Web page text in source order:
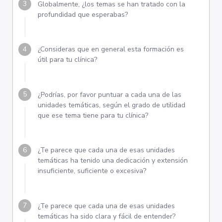
Globalmente, ¿los temas se han tratado con la
profundidad que esperabas?
¿Consideras que en general esta formación es
útil para tu clínica?
¿Podrías, por favor puntuar a cada una de las
unidades temáticas, según el grado de utilidad
que ese tema tiene para tu clínica?
¿Te parece que cada una de esas unidades
temáticas ha tenido una dedicación y extensión
insuficiente, suficiente o excesiva?
¿Te parece que cada una de esas unidades
temáticas ha sido clara y fácil de entender?